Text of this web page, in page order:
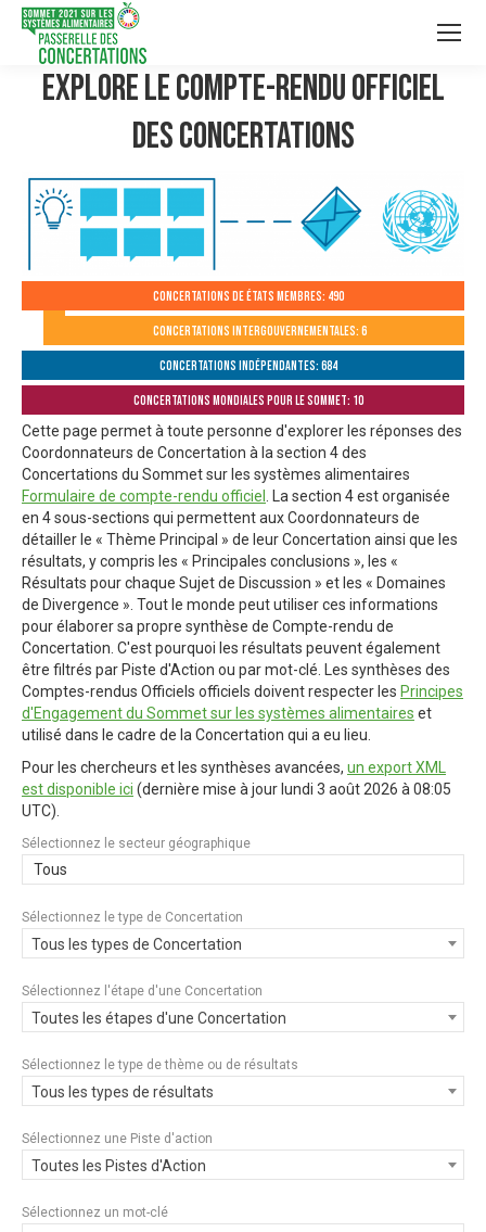
Explore le compte-rendu officiel
des Concertations
Concertations de États membres: 490
Concertations intergouvernementales: 6
Concertations indépendantes: 684
Concertations mondiales pour le Sommet: 10
Cette page permet à toute personne d'explorer les réponses des
Coordonnateurs de Concertation à la section 4 des
Concertations du Sommet sur les systèmes alimentaires
Formulaire de compte-rendu officiel
. La section 4 est organisée
en 4 sous-sections qui permettent aux Coordonnateurs de
détailler le « Thème Principal » de leur Concertation ainsi que les
résultats, y compris les « Principales conclusions », les «
Résultats pour chaque Sujet de Discussion » et les « Domaines
de Divergence ». Tout le monde peut utiliser ces informations
pour élaborer sa propre synthèse de Compte-rendu de
Concertation. C'est pourquoi les résultats peuvent également
être filtrés par Piste d'Action ou par mot-clé. Les synthèses des
Comptes-rendus Officiels officiels doivent respecter les Principes
d'Engagement du Sommet sur les systèmes alimentaires et
utilisé dans le cadre de la Concertation qui a eu lieu.
Pour les chercheurs et les synthèses avancées, un export XML
est disponible ici (dernière mise à jour lundi 3 août 2026 à 08:05
UTC).
Sélectionnez le secteur géographique
Tous
Sélectionnez le type de Concertation
Tous les types de Concertation
Sélectionnez l'étape d'une Concertation
Toutes les étapes d'une Concertation
Sélectionnez le type de thème ou de résultats
Tous les types de résultats
Sélectionnez une Piste d'action
Toutes les Pistes d'Action
Sélectionnez un mot-clé